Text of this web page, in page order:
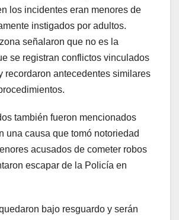
los incidentes eran menores de
instigados por adultos.
señalaron que no es la
se registran conflictos vinculados
recordaron antecedentes similares
también fueron mencionados
una causa que tomó notoriedad
acusados de cometer robos
escapar de la Policía en
bajo resguardo y serán